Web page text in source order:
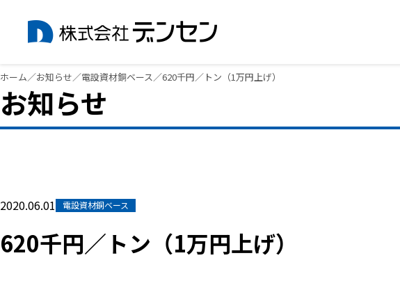
内
容
を
ス
ホーム／お知らせ／電設資材銅ベース／620千円／トン（1万円上げ）
お知らせ
2020.06.01 電設資材銅ベース
620千円／トン（1万円上げ）